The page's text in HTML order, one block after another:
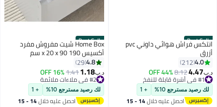
Best Seller انتكس فراش هوائي داوني pvc
أزرق
4.0
212
د.ب‏4.47
8.12
44% OFF
#1 في أسّرة قابلة للنفخ
#1 في أسّرة قابلة للنفخ
لك رصيد مسترجع 10% + 1
احصل عليه خلال 14 - 15
Best Seller Home Box شيت مفروش مفرد
أكسيس 190 x 20 x 90 سم
4.8
29
د.ب‏1.18
1.41
16% OFF #2 في ملاءات ملائمة
أقل سعر في 30 يوم
تم بيع +180 مؤخرًا
#2 في ملاءات ملائمة
لك رصيد مسترجع 10% + 1
احصل عليه خلال 14 - 15